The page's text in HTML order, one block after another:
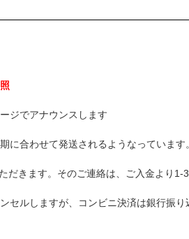
ジでアナウンスします
に合わせて発送されるようなっています。
きます。そのご連絡は、ご入金より1-3
セルしますが、コンビニ決済は銀行振り